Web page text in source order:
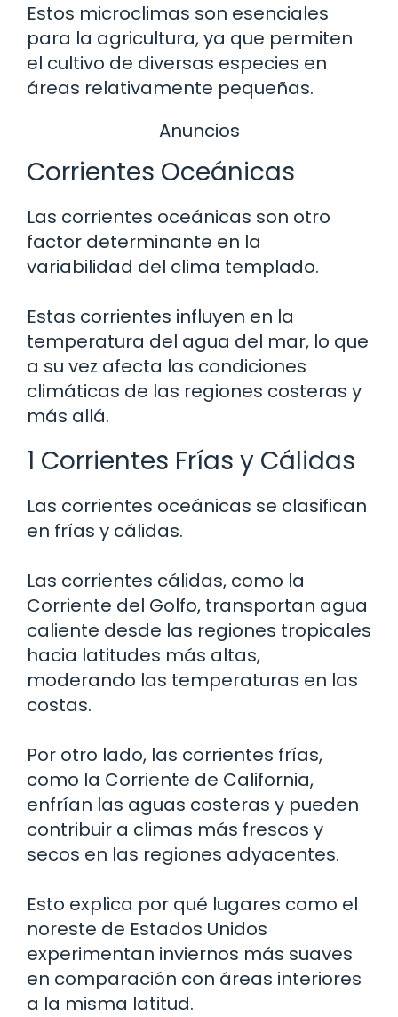
Estos microclimas son esenciales
para la agricultura, ya que permiten
el cultivo de diversas especies en
áreas relativamente pequeñas.
Anuncios
Corrientes Oceánicas
Las corrientes oceánicas son otro
factor determinante en la
variabilidad del clima templado.
Estas corrientes influyen en la
temperatura del agua del mar, lo que
a su vez afecta las condiciones
climáticas de las regiones costeras y
más allá.
1 Corrientes Frías y Cálidas
Las corrientes oceánicas se clasifican
en frías y cálidas.
Las corrientes cálidas, como la
Corriente del Golfo, transportan agua
caliente desde las regiones tropicales
hacia latitudes más altas,
moderando las temperaturas en las
costas.
Por otro lado, las corrientes frías,
como la Corriente de California,
enfrían las aguas costeras y pueden
contribuir a climas más frescos y
secos en las regiones adyacentes.
Esto explica por qué lugares como el
noreste de Estados Unidos
experimentan inviernos más suaves
en comparación con áreas interiores
a la misma latitud.